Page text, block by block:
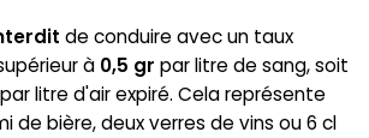
de conduire avec un taux
à 0,5 gr par litre de sang, soit
litre d'air expiré. Cela représente
de bière, deux verres de vins ou 6 cl